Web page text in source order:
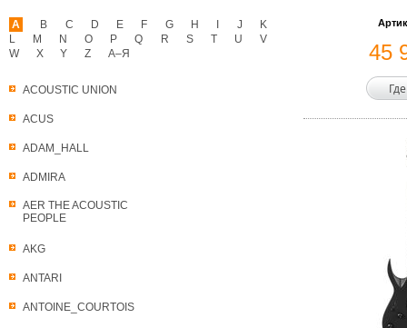
A
ACOUSTIC UNION
ACUS
ADAM_HALL
ADMIRA
AER THE ACOUSTIC
PEOPLE
AKG
ANTARI
ANTOINE_COURTOIS
B C D E F G H J
K
L
M N O P Q R S T U
V
W
X Y Z А–Я 45